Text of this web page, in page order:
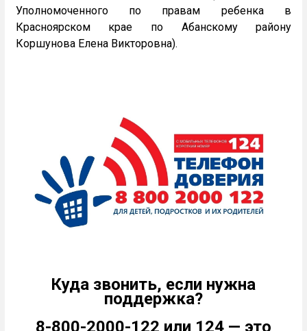
Уполномоченного по правам ребенка в
Красноярском крае по Абанскому району
Коршунова Елена Викторовна).
Куда звонить, если нужна
поддержка?
8-800-2000-122 или 124 — это